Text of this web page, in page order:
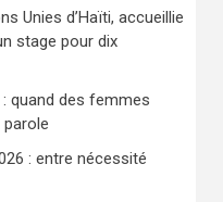
Unies d’Haïti, accueillie
stage pour dix
quand des femmes
parole
: entre nécessité